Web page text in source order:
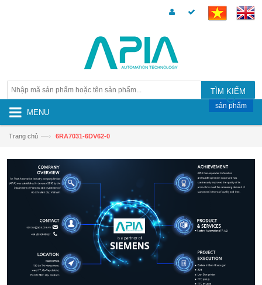
TÌM KIẾM
MENU
sản phẩm
Trang chủ —› 6RA7031-6DV62-0